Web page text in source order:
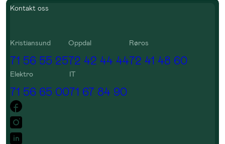
Kontakt oss
Kristiansund
71 56 55 25
Oppdal
72 42 44 44
Røros
72 41 48 60
Elektro
71 56 65 00
IT
71 67 84 90